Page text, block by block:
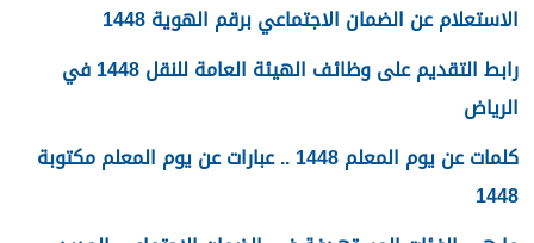
الاستعلام عن الضمان الاجتماعي برقم الهوية 1448
رابط التقديم على وظائف الهيئة العامة للنقل 1448 في
الرياض
كلمات عن يوم المعلم 1448 .. عبارات عن يوم المعلم مكتوبة
1448